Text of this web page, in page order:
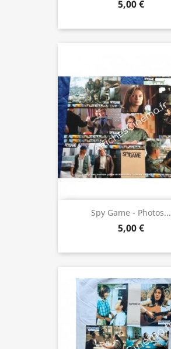
5,00 €
Spy Game - Photos...
5,00 €